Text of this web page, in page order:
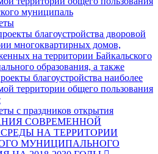
муниципаль
благоустройства дворовой
многоквартирных домов,
на территории Байкальского
образования, а также
благоустройства наиболее
территории общего пользования
с праздников открытия
СОВРЕМЕННОЙ
НА ТЕРРИТОРИИ
МУНИЦИПАЛЬНОГО